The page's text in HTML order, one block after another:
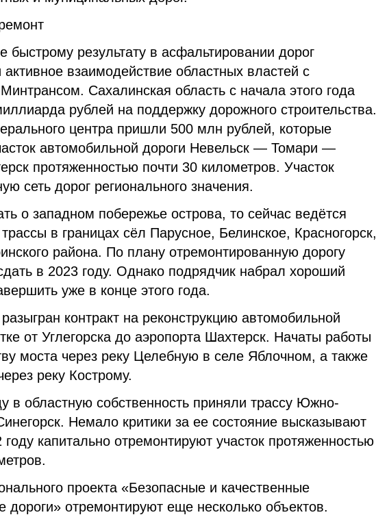
быстрому результату в асфальтировании дорог
активное взаимодействие областных властей с
Сахалинская область с начала этого года
рублей на поддержку дорожного строительства.
центра пришли 500 млн рублей, которые
автомобильной дороги Невельск — Томари —
протяженностью почти 30 километров. Участок
сеть дорог регионального значения.
о западном побережье острова, то сейчас ведётся
трассы в границах сёл Парусное, Белинское, Красногорск,
района. По плану отремонтированную дорогу
в 2023 году. Однако подрядчик набрал хороший
уже в конце этого года.
контракт на реконструкцию автомобильной
от Углегорска до аэропорта Шахтерск. Начаты работы
моста через реку Целебную в селе Яблочном, а также
реку Кострому.
в областную собственность приняли трассу Южно-
Немало критики за ее состояние высказывают
капитально отремонтируют участок протяженностью
проекта «Безопасные и качественные
дороги» отремонтируют еще несколько объектов.